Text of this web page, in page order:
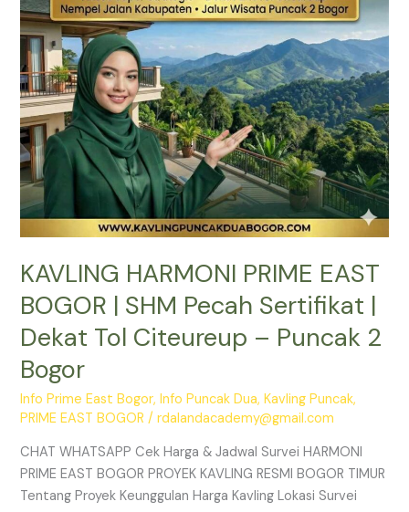
KAVLING HARMONI PRIME EAST
BOGOR | SHM Pecah Sertifikat |
Dekat Tol Citeureup – Puncak 2
Bogor
Info Prime East Bogor,Info Puncak Dua,Kavling Puncak,
PRIME EAST BOGOR /rdalandacademy@gmail.com
CHAT WHATSAPP Cek Harga & Jadwal Survei HARMONI
PRIME EAST BOGOR PROYEK KAVLING RESMI BOGOR TIMUR
Tentang Proyek Keunggulan Harga Kavling Lokasi Survei
SHM
Pecah
Sertifikat
|
Dekat
Tol
Citeureup
–
Puncak
2